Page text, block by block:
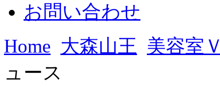
お問い合わせ
Home 大森山王 美容室
ュース